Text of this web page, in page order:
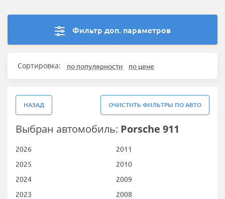
Фильтр доп. параметров
Сортировка: по популярности по цене
НАЗАД ОЧИСТИТЬ ФИЛЬТРЫ ПО АВТО
Выбран автомобиль: Porsche 911
2026
2025
2024
2023
2011
2010
2009
2008